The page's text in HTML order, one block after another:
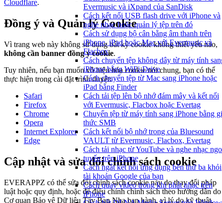
Evermusic và iXpand của SanDisk
Cách kết nối USB flash drive với iPhone và
nghe nhạc hoặc quản lý tệp trên đó
Cách sử dụng bộ cân bằng âm thanh trên
iPhone, iPad hoặc Mac với Evermusic và
Flacbox
Cách chuyển tệp không dây từ máy tính
iPhone bằng WiFi-Drive
Cách chuyển tệp từ Mac sang iPhone hoặc
iPad bằng Finder
Cách tải tệp lên bộ nhớ đám mây và kết nối
với Evermusic, Flacbox hoặc Evertag
Chuyển tệp từ máy tính sang iPhone bằng
thức SMB
Cách kết nối bộ nhớ trong của Bluesound
VAULT từ Evermusic, Flacbox, Evertag
Cách tải nhạc từ YouTube và nghe nhạc
tuyến trên iPhone
Cách ngắt kết nối ứng dụng bên thứ ba khỏi
tài khoản Google của bạn
Cách quay video trong khi phát nhạc trên
iPhone
Cloudflare.
Đồng ý và Quản lý Cookie
Vì trang web này không sử dụng bất kỳ cookie không thiết yếu nào,
không cần banner đồng ý cookie.
Tuy nhiên, nếu bạn muốn vô hiệu hóa cookie nói chung, bạn có thể
thực hiện trong cài đặt trình duyệt:
Safari
Firefox
Chrome
Opera
Internet Explorer
Edge
Cập nhật và sửa đổi chính sách cookie
EVERAPPZ có thể sửa đổi chính sách cookie này do thay đổi pháp
luật hoặc quy định, hoặc để điều chỉnh chính sách theo hướng dẫn do
Cơ quan Bảo vệ Dữ liệu Tây Ban Nha ban hành, vì lý do kỹ thuật,